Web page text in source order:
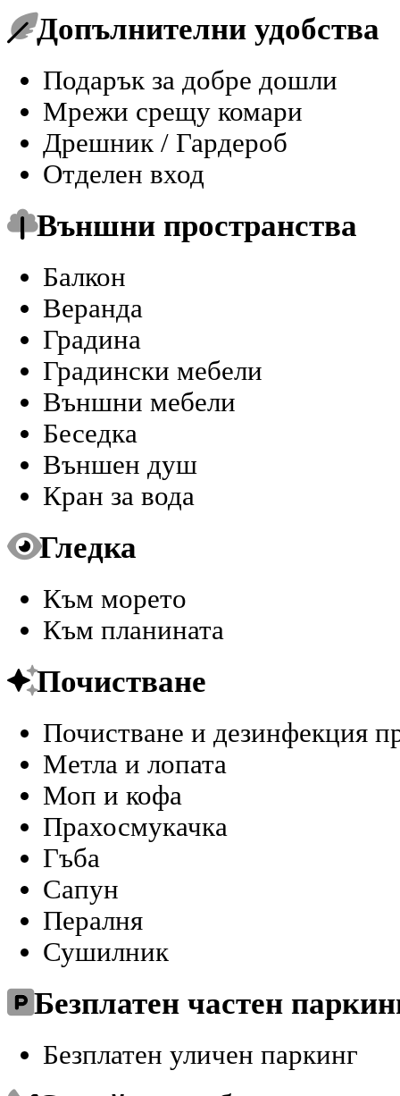
Допълнителни удобства
Подарък за добре дошли
Мрежи срещу комари
Дрешник / Гардероб
Отделен вход
Външни пространства
Балкон
Веранда
Градина
Градински мебели
Външни мебели
Беседка
Външен душ
Кран за вода
Гледка
Към морето
Към планината
Почистване
Почистване и дезинфекция
Метла и лопата
Моп и кофа
Прахосмукачка
Гъба
Сапун
Пералня
Сушилник
Безплатен частен
Безплатен уличен паркинг